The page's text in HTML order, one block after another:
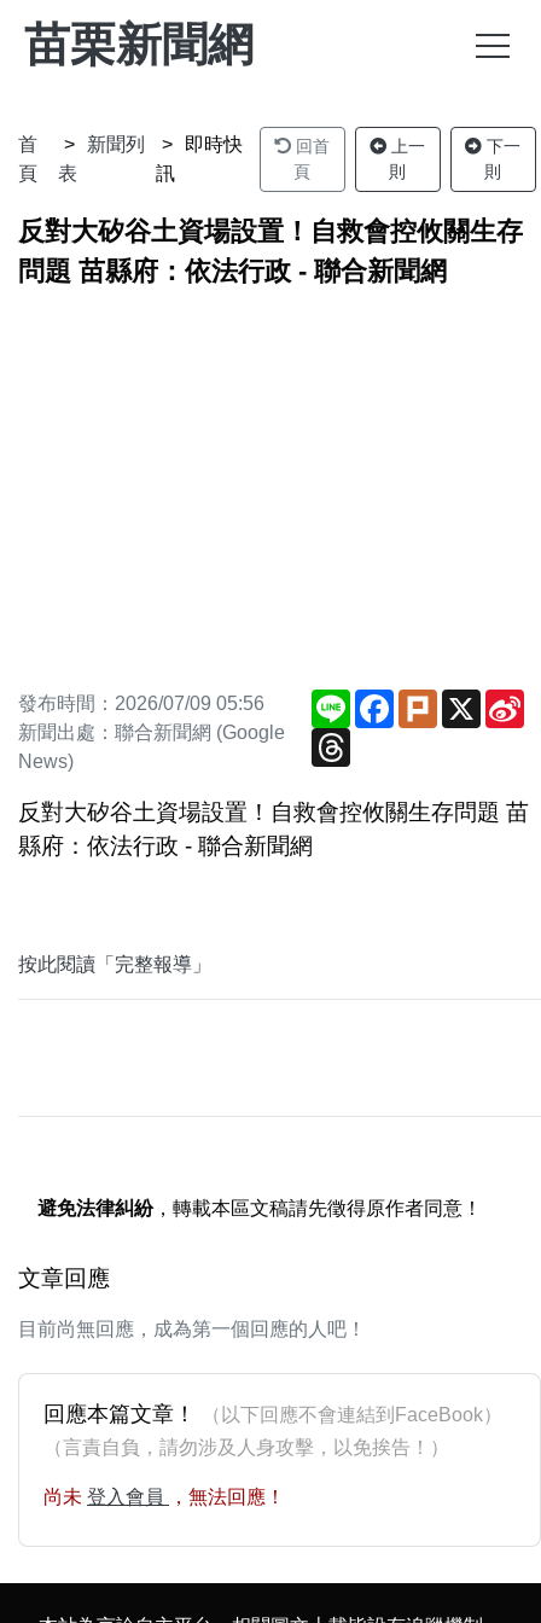
苗栗新聞網
首
頁
新聞列
表
即時快
訊
回首
頁
上一
則
下一
則
反對大矽谷土資場設置！自救會控攸關生存
問題 苗縣府：依法行政 - 聯合新聞網
發布時間：2026/07/09 05:56
新聞出處：聯合新聞網 (Google
News)
Line Facebook
PlurkX
Threads
反對大矽谷土資場設置！自救會控攸關生存問題 苗
縣府：依法行政 - 聯合新聞網
按此閱讀「完整報導」
避免法律糾紛，轉載本區文稿請先徵得原作者同意！
文章回應
目前尚無回應，成為第一個回應的人吧！
回應本篇文章！
（以下回應不會連結到FaceBook）
（言責自負，請勿涉及人身攻擊，以免挨告！）
尚未 登入會員 ，無法回應！